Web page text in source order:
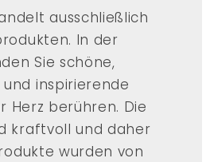
ausschließlich
In der
Sie schöne,
inspirierende
Herz berühren. Die
kraftvoll und daher
wurden von